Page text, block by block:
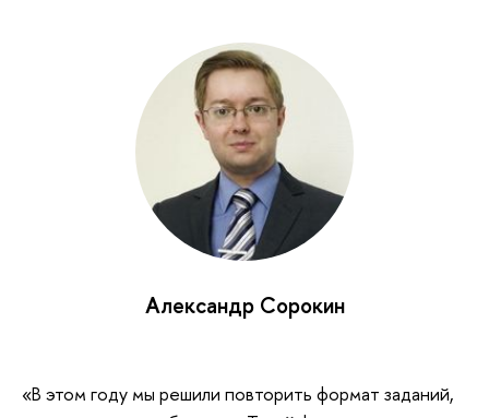
Александр Сорокин
«В этом году мы решили повторить формат заданий,